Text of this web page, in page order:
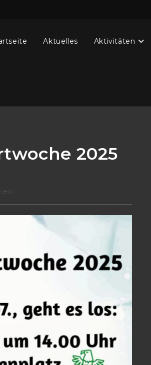
Aktuelles Aktivitäten
2025